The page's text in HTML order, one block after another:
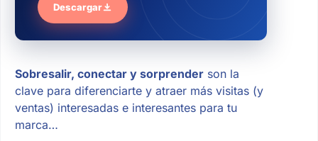
Descargar
Sobresalir, conectar y sorprenderson la
clave para diferenciarte y atraer más visitas (y
ventas) interesadas e interesantes para tu
marca…